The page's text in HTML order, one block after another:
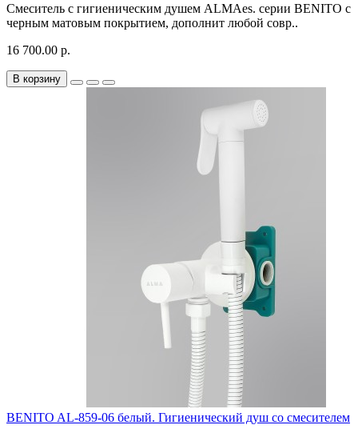
Смеситель с гигиеническим душем ALMAes. серии BENITO с
черным матовым покрытием, дополнит любой совр..
16 700.00 р.
В корзину
BENITO AL-859-06 белый. Гигиенический душ со смесителем